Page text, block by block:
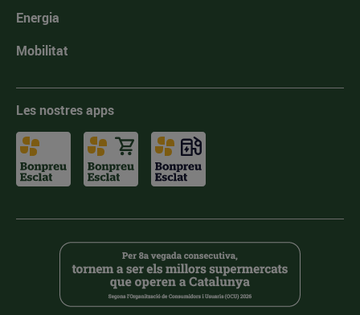
Energia
Mobilitat
Les nostres apps